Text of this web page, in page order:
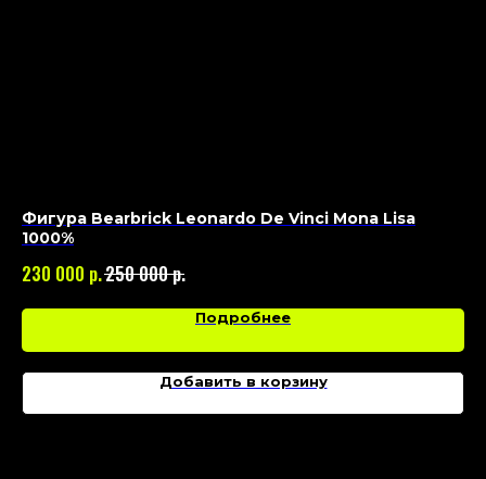
Фигура Bearbrick Leonardo De Vinci Mona Lisa
1000%
230 000 р.250 000р.
Подробнее
Добавить в корзину